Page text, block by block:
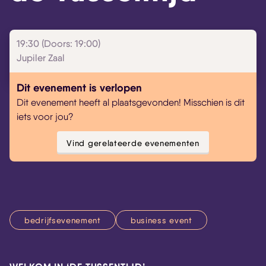
19:30 (Doors: 19:00)
Jupiler Zaal
Dit evenement is verlopen
Dit evenement heeft al plaatsgevonden! Misschien is dit
iets voor jou?
Vind gerelateerde evenementen
bedrijfsevenement business event